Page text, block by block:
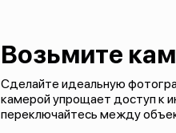
Возьмите
Сделайте идеальную
камерой упрощает доступ к
переключайтесь между